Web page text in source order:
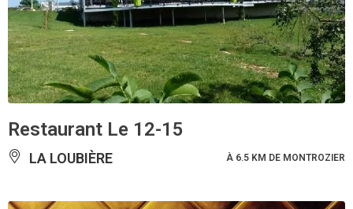
Restaurant Le 12-15
LA LOUBIÈRE À 6.5 KM DE MONTROZIER